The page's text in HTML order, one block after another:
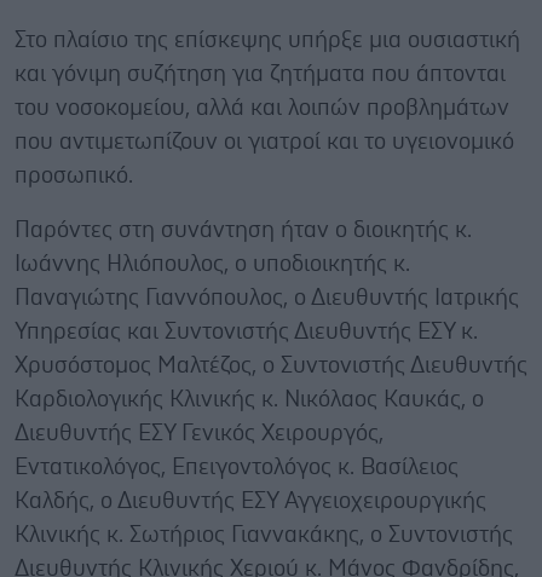
Στο πλαίσιο της επίσκεψης υπήρξε μια ουσιαστική
και γόνιμη συζήτηση για ζητήματα που άπτονται
του νοσοκομείου, αλλά και λοιπών προβλημάτων
που αντιμετωπίζουν οι γιατροί και το υγειονομικό
προσωπικό.
Παρόντες στη συνάντηση ήταν ο διοικητής κ.
Ιωάννης Ηλιόπουλος, ο υποδιοικητής κ.
Παναγιώτης Γιαννόπουλος, ο Διευθυντής Ιατρικής
Υπηρεσίας και Συντονιστής Διευθυντής ΕΣΥ κ.
Χρυσόστομος Μαλτέζος, ο Συντονιστής Διευθυντής
Καρδιολογικής Κλινικής κ. Νικόλαος Καυκάς, ο
Διευθυντής ΕΣΥ Γενικός Χειρουργός,
Εντατικολόγος, Επειγοντολόγος κ. Βασίλειος
Καλδής, ο Διευθυντής ΕΣΥ Αγγειοχειρουργικής
Κλινικής κ. Σωτήριος Γιαννακάκης, ο Συντονιστής
Διευθυντής Κλινικής Χεριού κ. Μάνος Φανδρίδης,